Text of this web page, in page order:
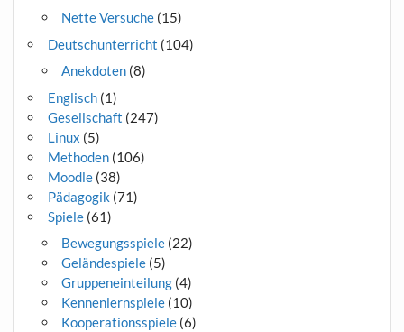
Nette Versuche(15)
Deutschunterricht (104)
Anekdoten(8)
Englisch(1)
Gesellschaft (247)
Linux (5)
Methoden(106)
Moodle(38)
Pädagogik (71)
Spiele(61)
Bewegungsspiele(22)
Geländespiele(5)
Gruppeneinteilung(4)
Kennenlernspiele(10)
Kooperationsspiele(6)